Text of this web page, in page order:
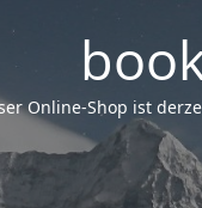
Online-Shop ist